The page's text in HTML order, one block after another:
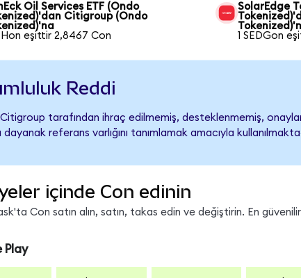
Oil Services ETF (Ondo
Citigroup (Ondo
eşittir 2,8467 Con
SolarEdge
1 SEDGon
Reddi
Citigroup tarafından ihraç edilmemiş, desteklenmemiş,
dayanak referans varlığını tanımlamak amacıyla
içinde Con edinin
Con satın alın, satın, takas edin ve değiştirin. En
Play